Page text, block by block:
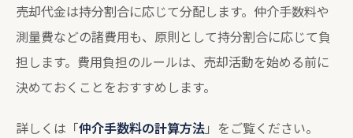
売却代金は持分割合に応じて分配します。仲介手数料や
測量費などの諸費用も、原則として持分割合に応じて負
担します。費用負担のルールは、売却活動を始める前に
決めておくことをおすすめします。
詳しくは「仲介手数料の計算方法」をご覧ください。